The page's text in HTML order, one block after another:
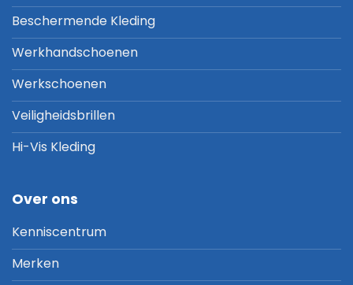
Beschermende Kleding
Werkhandschoenen
Werkschoenen
Veiligheidsbrillen
Hi-Vis Kleding
Over ons
Kenniscentrum
Merken